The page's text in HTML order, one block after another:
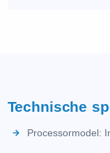
Technische
Processormodel: